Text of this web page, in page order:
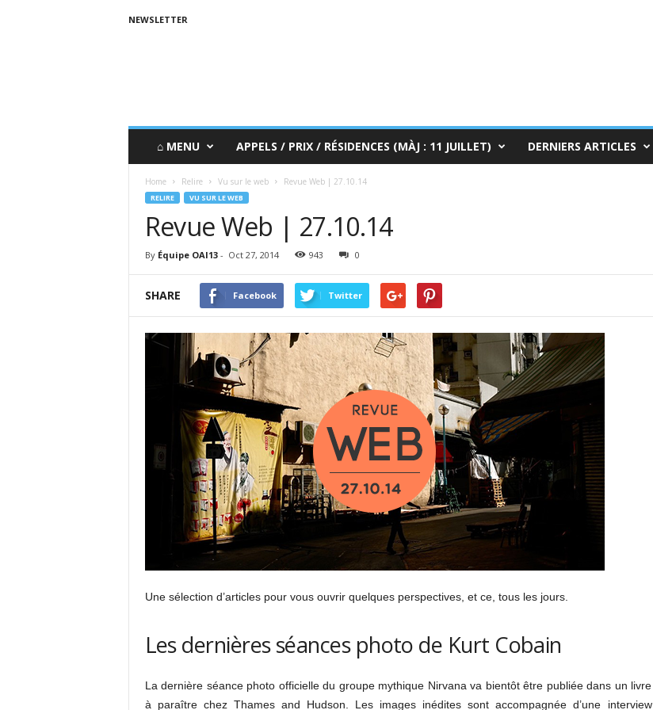
NEWSLETTER
⌂ MENU APPELS / PRIX / RÉSIDENCES (MÀJ : 11 JUILLET) DERNIERS ARTICLES
Home Relire Vu sur le web Revue Web | 27.10.14
RELIRE VU SUR LE WEB
Revue Web | 27.10.14
By Équipe OAI13- Oct 27, 2014 943 0
SHARE Facebook Twitter
Une sélection d’articles pour vous ouvrir quelques perspectives, et ce, tous les jours.
Les dernières séances photo de Kurt Cobain
La dernière séance photo officielle du groupe mythique Nirvana va bientôt être publiée dans un livre
à paraître chez Thames and Hudson. Les images inédites sont accompagnée d’une interview